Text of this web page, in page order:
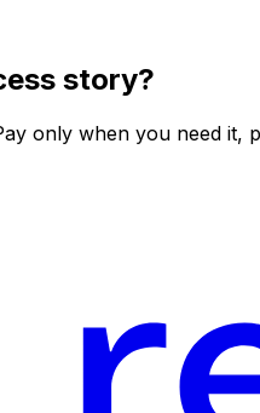
story?
only when you need it,